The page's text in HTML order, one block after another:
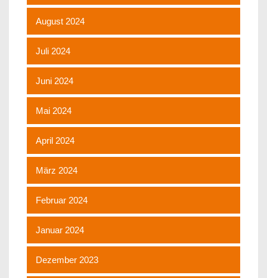
August 2024
Juli 2024
Juni 2024
Mai 2024
April 2024
März 2024
Februar 2024
Januar 2024
Dezember 2023